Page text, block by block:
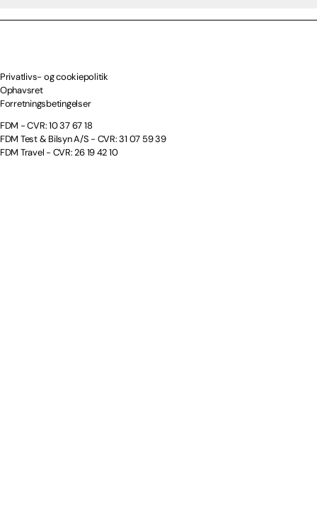
Privatlivs- og cookiepolitik
Ophavsret
Forretningsbetingelser
FDM - CVR: 10 37 67 18
FDM Test & Bilsyn A/S - CVR: 31 07 59 39
FDM Travel - CVR: 26 19 42 10